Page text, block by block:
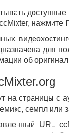
нажмите
для
об
на страницы с
семпл
URL